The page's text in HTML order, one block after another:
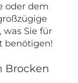
oder dem
Sie für
benötigen!
Brocken